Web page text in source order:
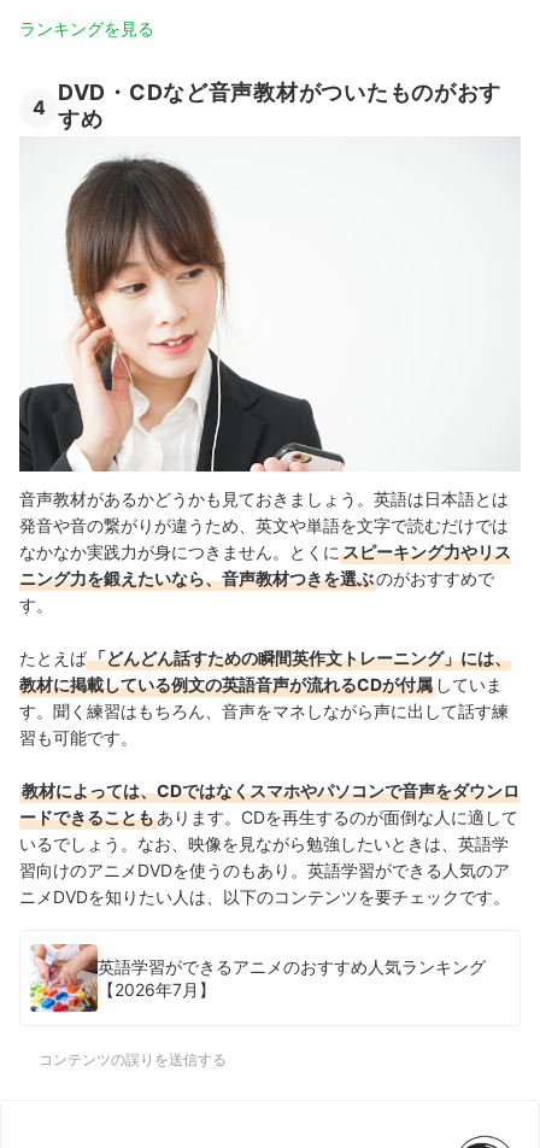
ランキングを見る
4
DVD・CDなど音声教材がついたものがおす
すめ
音声教材があるかどうかも見ておきましょう。英語は日本語とは
発音や音の繋がりが違うため、英文や単語を文字で読むだけでは
なかなか実践力が身につきません。とくに スピーキング力やリス
ニング力を鍛えたいなら、音声教材つきを選ぶのがおすすめで
す。
たとえば「どんどん話すための瞬間英作文トレーニング」には、
教材に掲載している例文の英語音声が流れるCDが付属 していま
す。聞く練習はもちろん、音声をマネしながら声に出して話す練
習も可能です。
教材によっては、CDではなくスマホやパソコンで音声をダウンロ
ードできることもあります。CDを再生するのが面倒な人に適して
いるでしょう。 なお、映像を見ながら勉強したいときは、英語学
習向けのアニメDVDを使うのもあり。英語学習ができる人気のア
ニメDVDを知りたい人は、以下のコンテンツを要チェックです。
英語学習ができるアニメのおすすめ人気ランキング
【2026年7月】
コンテンツの誤りを送信する